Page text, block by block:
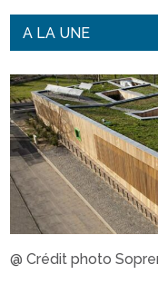
A LA UNE
@ Crédit photo